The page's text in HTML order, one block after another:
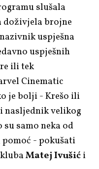
slušala
doživjela brojne
uspješna
uspješnih
ili tek
Cinematic
je bolji - Krešo ili
nasljednik velikog
samo neka od
pomoć - pokušati
Matej Ivušići